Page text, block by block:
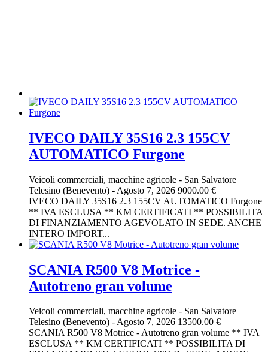
IVECO DAILY 35S16 2.3 155CV
AUTOMATICO Furgone
Veicoli commerciali, macchine agricole - San Salvatore
Telesino (Benevento) - Agosto 7, 2026 9000.00 €
IVECO DAILY 35S16 2.3 155CV AUTOMATICO Furgone
** IVA ESCLUSA ** KM CERTIFICATI ** POSSIBILITA
DI FINANZIAMENTO AGEVOLATO IN SEDE. ANCHE
INTERO IMPORT...
SCANIA R500 V8 Motrice -
Autotreno gran volume
Veicoli commerciali, macchine agricole - San Salvatore
Telesino (Benevento) -Agosto 7, 2026 13500.00 €
SCANIA R500 V8 Motrice - Autotreno gran volume ** IVA
ESCLUSA ** KM CERTIFICATI ** POSSIBILITA DI